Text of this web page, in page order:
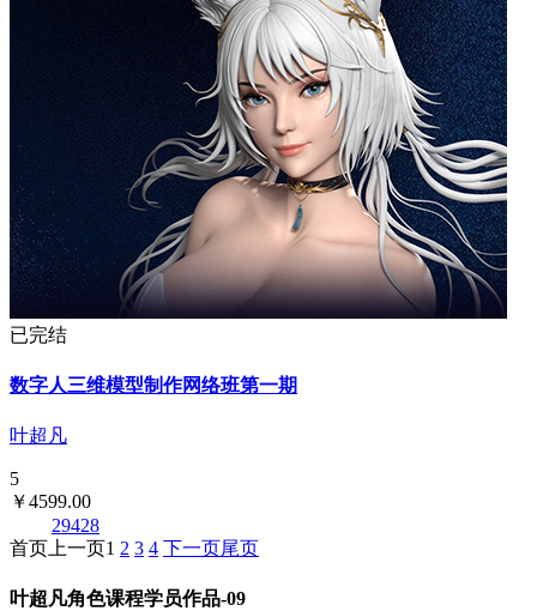
已完结
数字人三维模型制作网络班第一期
叶超凡
5
￥4599.00
29428
首页 上一页1 2 3 4 下一页尾页
叶超凡角色课程学员作品-09